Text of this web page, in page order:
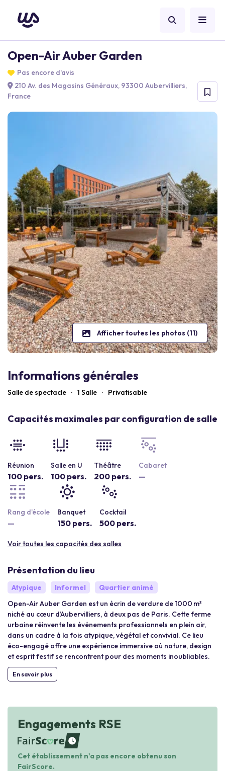
Open-Air Auber Garden
Pas encore d'avis
210 Av. des Magasins Généraux, 93300 Aubervilliers,
France
Afficher toutes les photos (11)
Informations générales
Salle de spectacle · 1 Salle · Privatisable
Capacités maximales par configuration de salle
Réunion
100 pers.
Salle en U
100 pers.
Théâtre
200 pers.
Cabaret
—
Rang d'école
—
Banquet
150 pers.
Cocktail
500 pers.
Voir toutes les capacités des salles
Présentation du lieu
Atypique Informel
Quartier animé
Open-Air Auber Garden est un écrin de verdure de 1000 m²
niché au cœur d’Aubervilliers, à deux pas de Paris. Cette ferme
urbaine réinvente les événements professionnels en plein air,
dans un cadre à la fois atypique, végétal et convivial. Ce lieu
éco-engagé offre une expérience immersive où nature, design
et esprit festif se rencontrent pour des moments inoubliables.
En savoir plus
Engagements RSE
waiting
Cet établissement n'a pas encore obtenu son
FairScore.